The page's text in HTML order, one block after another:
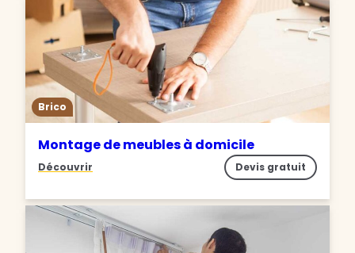
Brico
Montage de meubles à domicile
Découvrir Devis gratuit